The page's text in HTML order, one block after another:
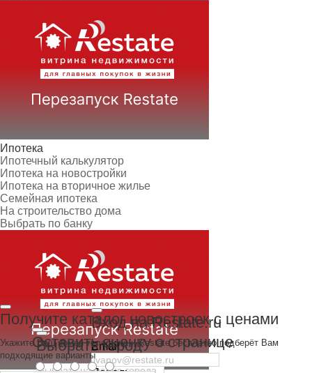
Ипотека
Ипотечный калькулятор
Ипотека на новостройки
Ипотека на вторичное жилье
Семейная ипотека
На строительство дома
Выбрать по банку
Выбрать город
Вход на Restate.ru
Email
Получите каталог новостроек с ценами
Укажите Ваш номер телефона и Restate бесплатно подберёт Вам
подходящие варианты
Оставить оценку о странице